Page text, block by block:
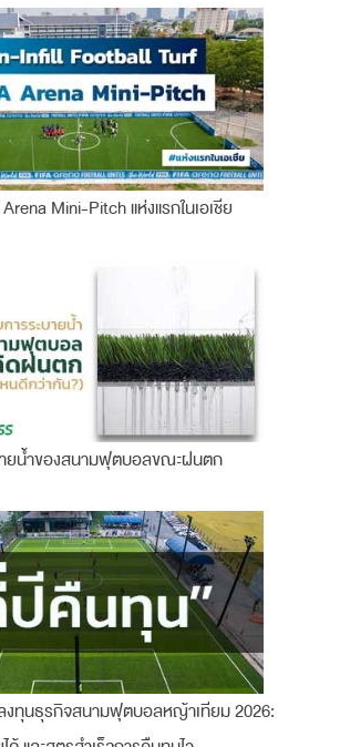
Mini-Pitch แห่งแรกในเอเชีย
ยน้ำของสนามฟุตบอลขณะฝนตก
ลงทุนธุรกิจสนามฟุตบอลหญ้าเทียม 2026: